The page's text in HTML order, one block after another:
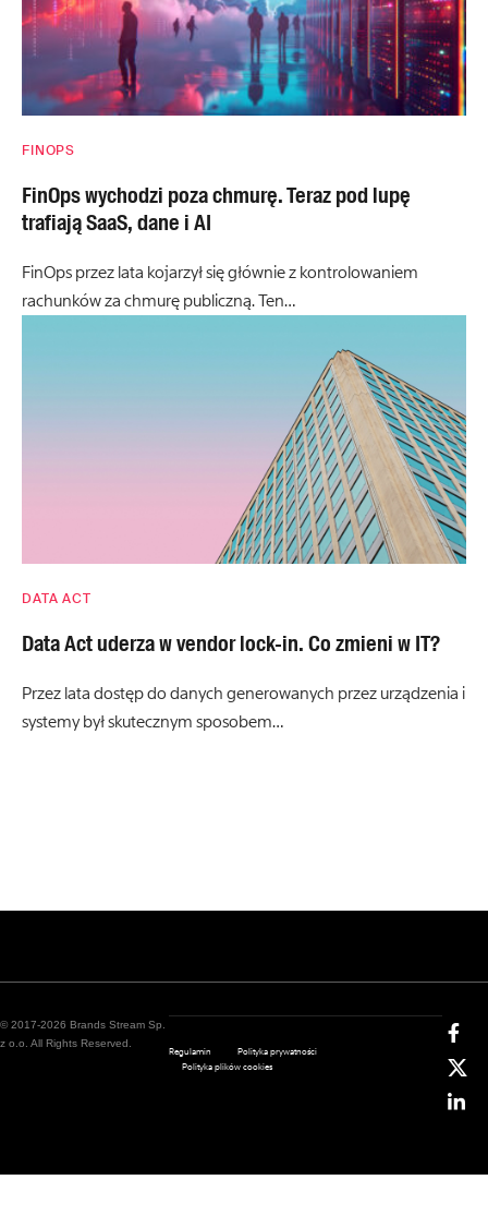
FINOPS
FinOps wychodzi poza chmurę. Teraz pod lupę
trafiają SaaS, dane i AI
FinOps przez lata kojarzył się głównie z kontrolowaniem
rachunków za chmurę publiczną. Ten…
DATA ACT
Data Act uderza w vendor lock-in. Co zmieni w IT?
Przez lata dostęp do danych generowanych przez urządzenia i
systemy był skutecznym sposobem…
© 2017-2026 Brands Stream Sp.
z o.o. All Rights Reserved.
Regulamin
Polityka prywatności
Polityka plików cookies